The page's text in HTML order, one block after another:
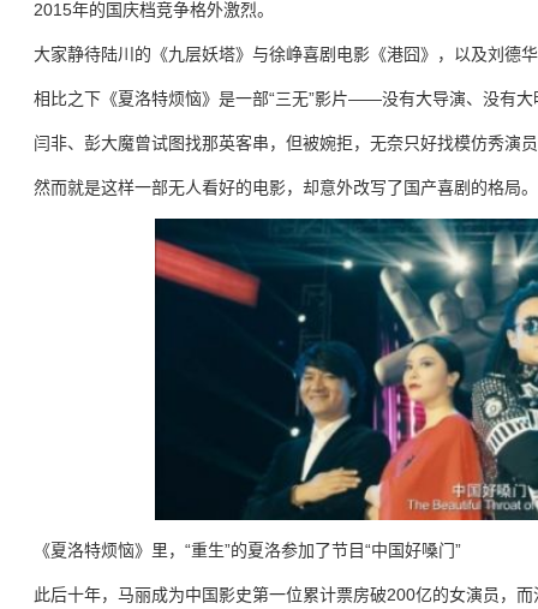
2015年的国庆档竞争格外激烈。
大家静待陆川的《九层妖塔》与徐峥喜剧电影《港囧》，以及刘德
相比之下《夏洛特烦恼》是一部“三无”影片——没有大导演、没有大
闫非、彭大魔曾试图找那英客串，但被婉拒，无奈只好找模仿秀演员
然而就是这样一部无人看好的电影，却意外改写了国产喜剧的格局。
《夏洛特烦恼》里，“重生”的夏洛参加了节目“中国好嗓门”
此后十年，马丽成为中国影史第一位累计票房破200亿的女演员，